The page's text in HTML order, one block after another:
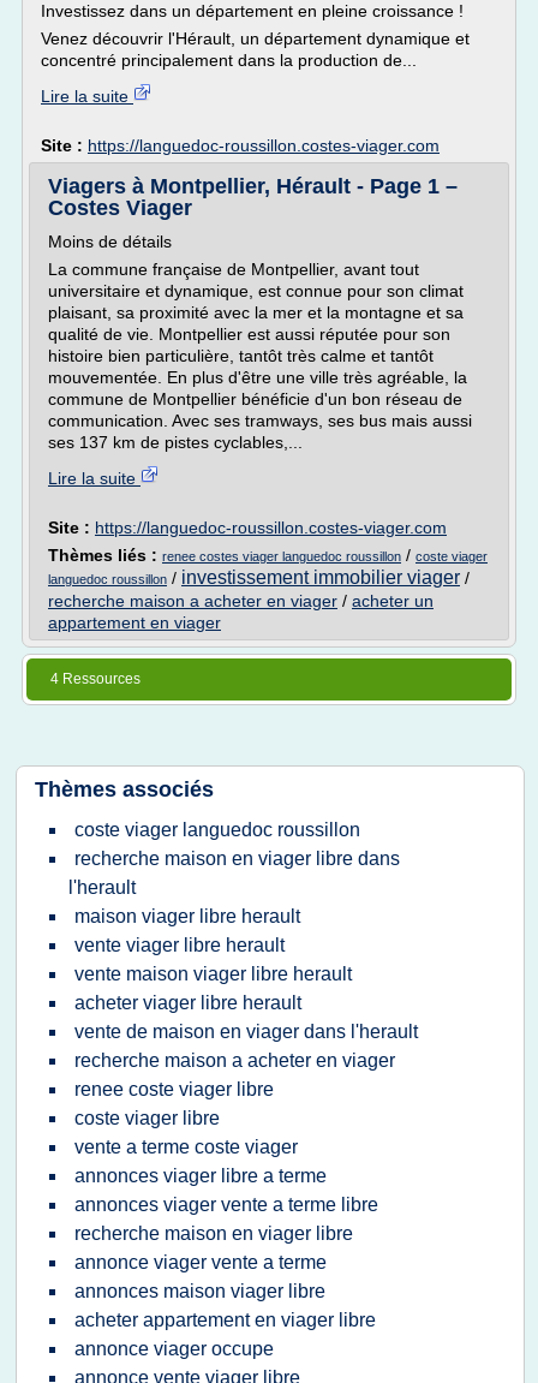
Investissez dans un département en pleine croissance !
Venez découvrir l'Hérault, un département dynamique et
concentré principalement dans la production de...
Lire la suite
Site : https://languedoc-roussillon.costes-viager.com
Viagers à Montpellier, Hérault - Page 1 –
Costes Viager
Moins de détails
La commune française de Montpellier, avant tout
universitaire et dynamique, est connue pour son climat
plaisant, sa proximité avec la mer et la montagne et sa
qualité de vie. Montpellier est aussi réputée pour son
histoire bien particulière, tantôt très calme et tantôt
mouvementée. En plus d'être une ville très agréable, la
commune de Montpellier bénéficie d'un bon réseau de
communication. Avec ses tramways, ses bus mais aussi
ses 137 km de pistes cyclables,...
Lire la suite
Site : https://languedoc-roussillon.costes-viager.com
Thèmes liés : renee costes viager languedoc roussillon / coste viager
languedoc roussillon / investissement immobilier viager /
recherche maison a acheter en viager / acheter un
appartement en viager
4 Ressources
Thèmes associés
coste viager languedoc roussillon
recherche maison en viager libre dans
l'herault
maison viager libre herault
vente viager libre herault
vente maison viager libre herault
acheter viager libre herault
vente de maison en viager dans l'herault
recherche maison a acheter en viager
renee coste viager libre
coste viager libre
vente a terme coste viager
annonces viager libre a terme
annonces viager vente a terme libre
recherche maison en viager libre
annonce viager vente a terme
annonces maison viager libre
acheter appartement en viager libre
annonce viager occupe
annonce vente viager libre